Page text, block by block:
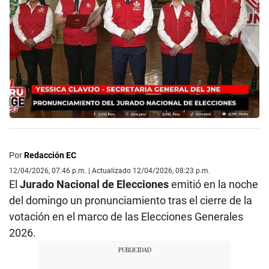
PorRedacción EC
12/04/2026, 07:46 p.m. | Actualizado 12/04/2026, 08:23 p.m.
El Jurado Nacional de Eleccionesemitió en la noche
del domingo un pronunciamiento tras el cierre de la
votación en el marco de las Elecciones Generales
2026.